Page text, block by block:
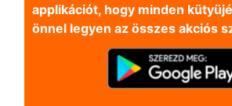
applikációt, hogy minden
önnel legyen az összes akciós